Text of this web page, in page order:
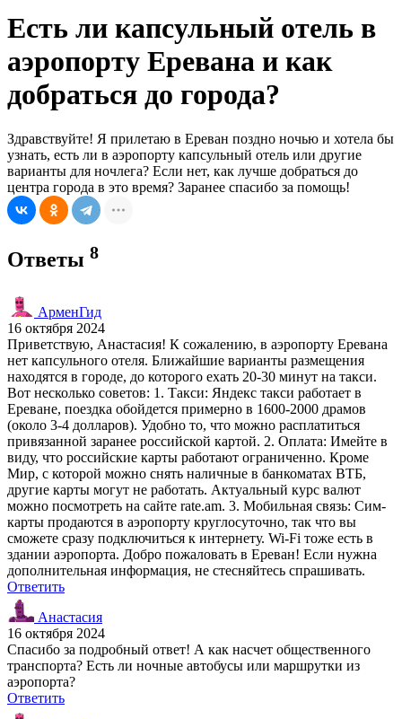
Есть ли капсульный отель в
аэропорту Еревана и как
добраться до города?
Здравствуйте! Я прилетаю в Ереван поздно ночью и хотела бы
узнать, есть ли в аэропорту капсульный отель или другие
варианты для ночлега? Если нет, как лучше добраться до
центра города в это время? Заранее спасибо за помощь!
Ответы 8
АрменГид
16 октября 2024
Приветствую, Анастасия! К сожалению, в аэропорту Еревана
нет капсульного отеля. Ближайшие варианты размещения
находятся в городе, до которого ехать 20-30 минут на такси.
Вот несколько советов: 1. Такси: Яндекс такси работает в
Ереване, поездка обойдется примерно в 1600-2000 драмов
(около 3-4 долларов). Удобно то, что можно расплатиться
привязанной заранее российской картой. 2. Оплата: Имейте в
виду, что российские карты работают ограниченно. Кроме
Мир, с которой можно снять наличные в банкоматах ВТБ,
другие карты могут не работать. Актуальный курс валют
можно посмотреть на сайте rate.am. 3. Мобильная связь: Сим-
карты продаются в аэропорту круглосуточно, так что вы
сможете сразу подключиться к интернету. Wi-Fi тоже есть в
здании аэропорта. Добро пожаловать в Ереван! Если нужна
дополнительная информация, не стесняйтесь спрашивать.
Ответить
Анастасия
16 октября 2024
Спасибо за подробный ответ! А как насчет общественного
транспорта? Есть ли ночные автобусы или маршрутки из
аэропорта?
Ответить